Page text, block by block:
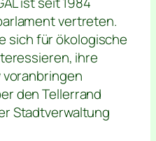
vertreten.
sich für ökologische
ihre
voranbringen
den Tellerrand
Stadtverwaltung